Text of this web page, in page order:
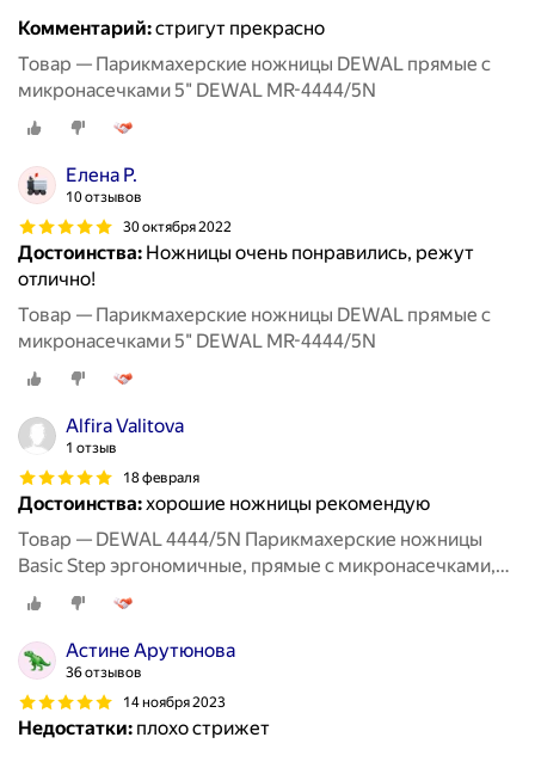
Комментарий:стригут прекрасно
Товар — Парикмахерские ножницы DEWAL прямые с
микронасечками 5" DEWAL MR-4444/5N
Елена Р.
10 отзывов
30 октября 2022
Достоинства: Ножницы очень понравились, режут
отлично!
Товар — Парикмахерские ножницы DEWAL прямые с
микронасечками 5" DEWAL MR-4444/5N
Alfira Valitova
1 отзыв
18 февраля
Достоинства:хорошие ножницы рекомендую
Товар — DEWAL 4444/5N Парикмахерские ножницы
Basic Step эргономичные, прямые с микронасечками,
5,5"
Астине Арутюнова
36 отзывов
14 ноября 2023
Недостатки: плохо стрижет